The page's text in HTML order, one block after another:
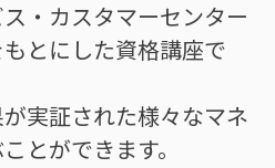
・カスタマーセンター
とにした資格講座で
実証された様々なマネ
とができます。